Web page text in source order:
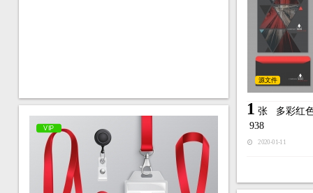
源文件
1 张 多彩红
938
2020-01-11
VIP